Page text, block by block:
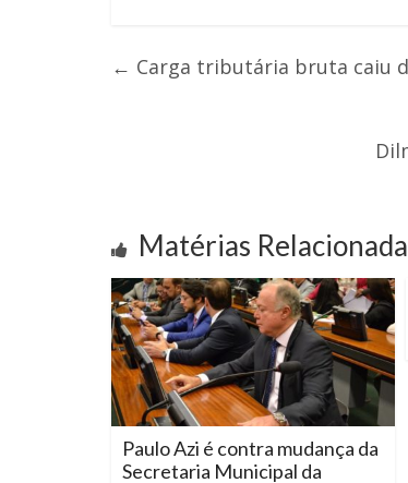
← Carga tributária bruta caiu
Matérias
Paulo Azi é contra mudança da
Secretaria Municipal da